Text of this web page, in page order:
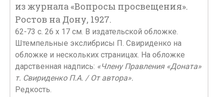
из журнала «Вопросы просвещения».
Ростов на Дону, 1927.
62-73 c. 26 x 17 см. В издательской обложке.
Штемпельные экслибрисы П. Свириденко на
обложке и нескольких страницах. На обложке
дарственная надпись: «Члену Правления «Доната»
т. Свириденко П.А. / От автора».
Редкость.